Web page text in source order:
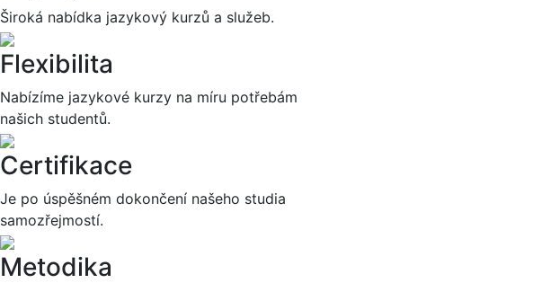
Široká nabídka jazykový kurzů a služeb.
Flexibilita
Nabízíme jazykové kurzy na míru potřebám
našich studentů.
Certifikace
Je po úspěšném dokončení našeho studia
samozřejmostí.
Metodika